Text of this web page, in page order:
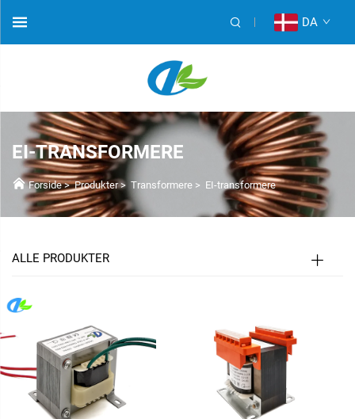
DA
EI-TRANSFORMERE
Forside>Produkter> Transformere > EI-transformere
ALLE PRODUKTER